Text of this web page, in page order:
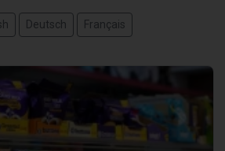
Deutsch Français